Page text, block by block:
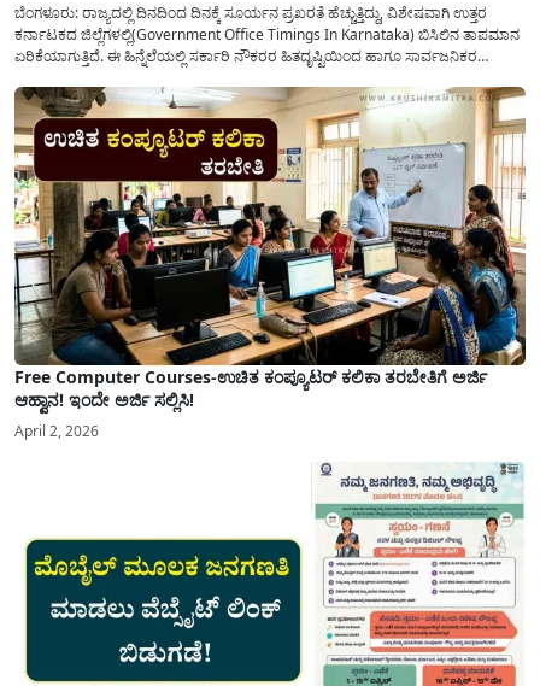
ಬೆಂಗಳೂರು: ರಾಜ್ಯದಲ್ಲಿ ದಿನದಿಂದ ದಿನಕ್ಕೆ ಸೂರ್ಯನ ಪ್ರಖರತೆ ಹೆಚ್ಚುತ್ತಿದ್ದು, ವಿಶೇಷವಾಗಿ ಉತ್ತರ
ಕರ್ನಾಟಕದ ಜಿಲ್ಲೆಗಳಲ್ಲಿ(Government Office Timings In Karnataka) ಬಿಸಿಲಿನ ತಾಪಮಾನ
ಏರಿಕೆಯಾಗುತ್ತಿದೆ. ಈ ಹಿನ್ನೆಲೆಯಲ್ಲಿ ಸರ್ಕಾರಿ ನೌಕರರ ಹಿತದೃಷ್ಟಿಯಿಂದ ಹಾಗೂ ಸಾರ್ವಜನಿಕರ
ಮತ್ತು ಕಲ್ಯಾಣ ಕರ್ನಾಟಕದ ಒಟ್ಟು 9 ಜಿಲ್ಲೆಗಳಲ್ಲಿ ಏಪ್ರಿಲ್...
Free Computer Courses-ಉಚಿತ ಕಂಪ್ಯೂಟರ್ ಕಲಿಕಾ ತರಬೇತಿಗೆ ಅರ್ಜಿ
ಆಹ್ವಾನ! ಇಂದೇ ಅರ್ಜಿ ಸಲ್ಲಿಸಿ!
April 2, 2026